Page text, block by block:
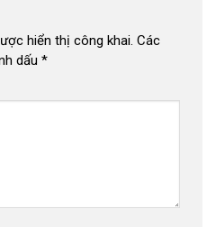
hiển thị công khai. Các
dấu *